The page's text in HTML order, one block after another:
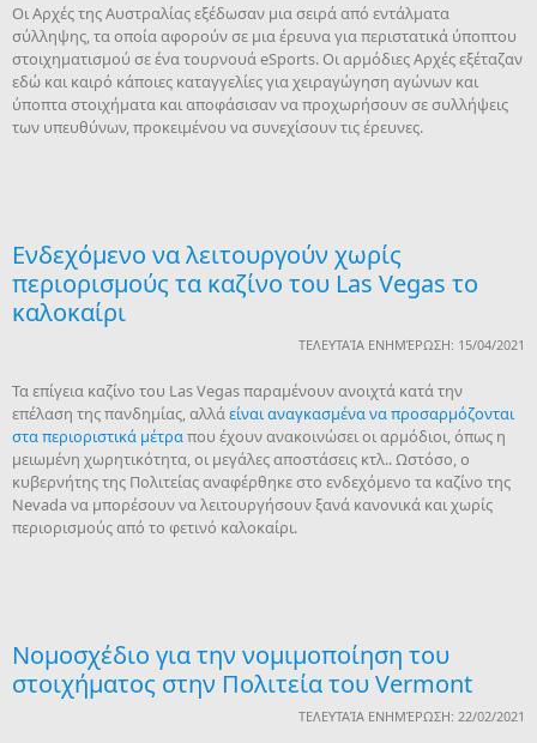
Οι Αρχές της Αυστραλίας εξέδωσαν μια σειρά από εντάλματα
σύλληψης, τα οποία αφορούν σε μια έρευνα για περιστατικά ύποπτου
στοιχηματισμού σε ένα τουρνουά eSports. Οι αρμόδιες Αρχές εξέταζαν
εδώ και καιρό κάποιες καταγγελίες για χειραγώγηση αγώνων και
ύποπτα στοιχήματα και αποφάσισαν να προχωρήσουν σε συλλήψεις
των υπευθύνων, προκειμένου να συνεχίσουν τις έρευνες.
Ενδεχόμενο να λειτουργούν χωρίς
περιορισμούς τα καζίνο του Las Vegas το
καλοκαίρι
ΤΕΛΕΥΤΑΊΑ ΕΝΗΜΈΡΩΣΗ: 15/04/2021
Τα επίγεια καζίνο του Las Vegas παραμένουν ανοιχτά κατά την
επέλαση της πανδημίας, αλλά είναι αναγκασμένα να προσαρμόζονται
στα περιοριστικά μέτρα που έχουν ανακοινώσει οι αρμόδιοι, όπως η
μειωμένη χωρητικότητα, οι μεγάλες αποστάσεις κτλ.. Ωστόσο, ο
κυβερνήτης της Πολιτείας αναφέρθηκε στο ενδεχόμενο τα καζίνο της
Nevada να μπορέσουν να λειτουργήσουν ξανά κανονικά και χωρίς
περιορισμούς από το φετινό καλοκαίρι.
Νομοσχέδιο για την νομιμοποίηση του
στοιχήματος στην Πολιτεία του Vermont
ΤΕΛΕΥΤΑΊΑ ΕΝΗΜΈΡΩΣΗ: 22/02/2021